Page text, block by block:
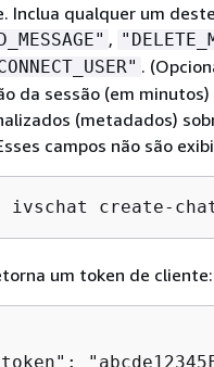
Inclua qualquer um
,
.
da sessão (em
(metadados)
campos não são
ivschat create-
um token de cliente: